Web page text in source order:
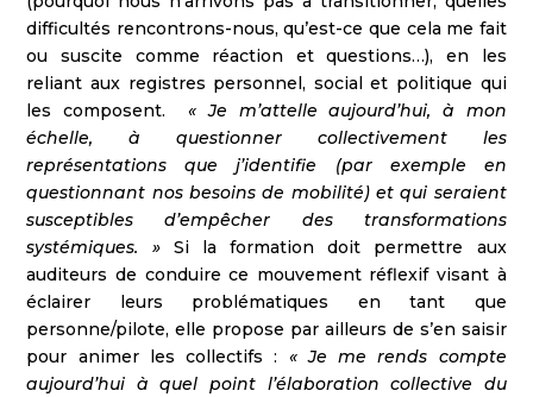
difficultés rencontrons-nous, qu’est-ce que cela me fait
ou suscite comme réaction et questions…), en les
reliant aux registres personnel, social et politique qui
les composent.« Je m’attelle aujourd’hui, à mon
échelle, à questionner collectivement les
représentations que j’identifie (par exemple en
questionnant nos besoins de mobilité) et qui seraient
susceptibles d’empêcher des transformations
systémiques. » Si la formation doit permettre aux
auditeurs de conduire ce mouvement réflexif visant à
éclairer leurs problématiques en tant que
personne/pilote, elle propose par ailleurs de s’en saisir
pour animer les collectifs : « Je me rends compte
aujourd’hui à quel point l’élaboration collective du